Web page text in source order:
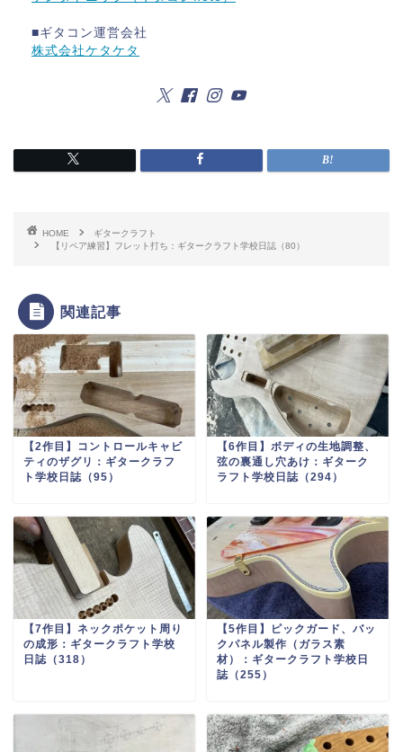
■ギタコン運営会社
株式会社ケタケタ
HOME
ギタークラフト
【リペア練習】フレット打ち：ギタークラフト学校日誌（80）
関連記事
【2作目】コントロールキャビ
ティのザグリ：ギタークラフ
ト学校日誌（95）
【6作目】ボディの生地調整、
弦の裏通し穴あけ：ギターク
ラフト学校日誌（294）
【7作目】ネックポケット周り
の成形：ギタークラフト学校
日誌（318）
【5作目】ピックガード、バッ
クパネル製作（ガラス素
材）：ギタークラフト学校日
誌（255）